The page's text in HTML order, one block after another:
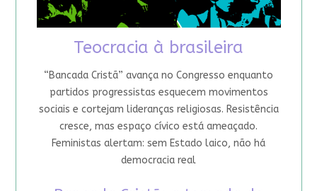
Teocracia à brasileira
“Bancada Cristã” avança no Congresso enquanto
partidos progressistas esquecem movimentos
sociais e cortejam lideranças religiosas. Resistência
cresce, mas espaço cívico está ameaçado.
Feministas alertam: sem Estado laico, não há
democracia real